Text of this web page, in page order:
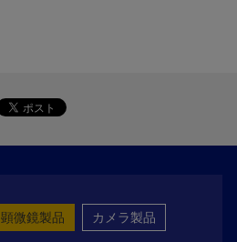
顕微鏡製品 カメラ製品